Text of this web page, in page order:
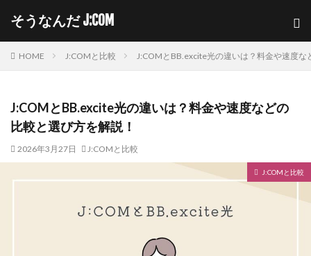
そうなんだ J:COM
HOME J:COMと比較 J:COMとBB.excite光の違いは？料金や速度な
J:COMとBB.excite光の違いは？料金や速度などの
比較と選び方を解説！
2026年3月27日 J:COMと比較
J:COMと比較